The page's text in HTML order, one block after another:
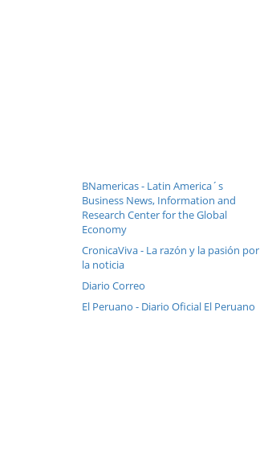
BNamericas - Latin America´s
Business News, Information and
Research Center for the Global
Economy
CronicaViva - La razón y la pasión por
la noticia
Diario Correo
El Peruano - Diario Oficial El Peruano